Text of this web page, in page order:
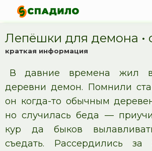
Лепёшки для демона •
краткая информация
В давние времена жил
деревни демон. Помнили
он когда-то обычным
но случилась беда —
кур да быков
съедать. Рассердились